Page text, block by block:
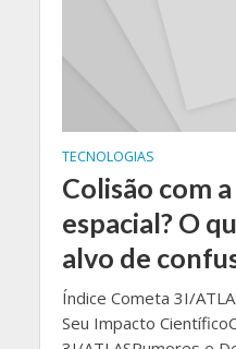
TECNOLOGIAS
Colisão com
espacial? O
alvo de
Índice Cometa 3I/
Seu Impacto